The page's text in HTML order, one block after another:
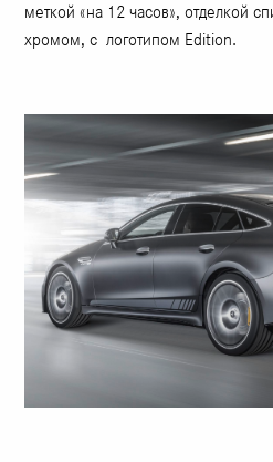
меткой «на 12 часов», отделкой
хромом, с логотипом Edition.